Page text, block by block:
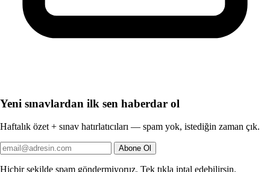
Yeni sınavlardan ilk sen haberdar ol
Haftalık özet + sınav hatırlatıcıları — spam yok, istediğin zaman çık.
Abone Ol
Hiçbir şekilde spam göndermiyoruz. Tek tıkla iptal edebilirsin.